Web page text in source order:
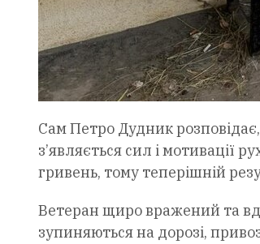
Сам Петро Дудник
з’являється сил і мотивації
гривень, тому теперішній
Ветеран щиро вражений та
зупиняються на дорозі,